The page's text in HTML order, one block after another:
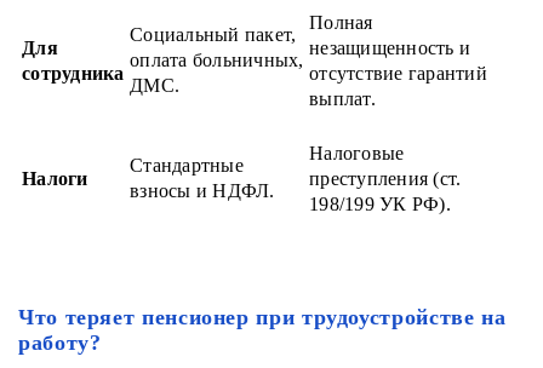
Для
сотрудника
Социальный пакет,
оплата больничных,
ДМС.
Полная
незащищенность и
отсутствие гарантий
выплат.
Налоги
Стандартные
взносы и НДФЛ.
Налоговые
преступления (ст.
198/199 УК РФ).
Что теряет пенсионер при трудоустройстве на
работу?